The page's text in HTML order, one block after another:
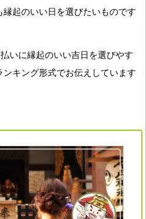
起のいい日を選びたいものです
いに縁起のいい吉日を選びやす
キング形式でお伝えしています